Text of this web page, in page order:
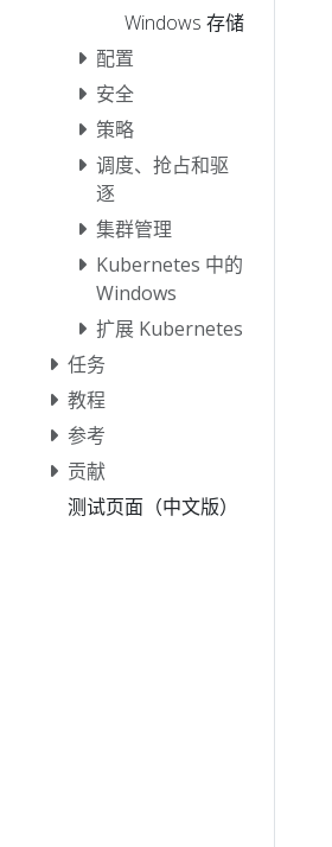
Windows 存储
配置
安全
策略
调度、抢占和驱
逐
集群管理
Kubernetes 中的
Windows
扩展 Kubernetes
任务
教程
参考
贡献
测试页面（中文版）